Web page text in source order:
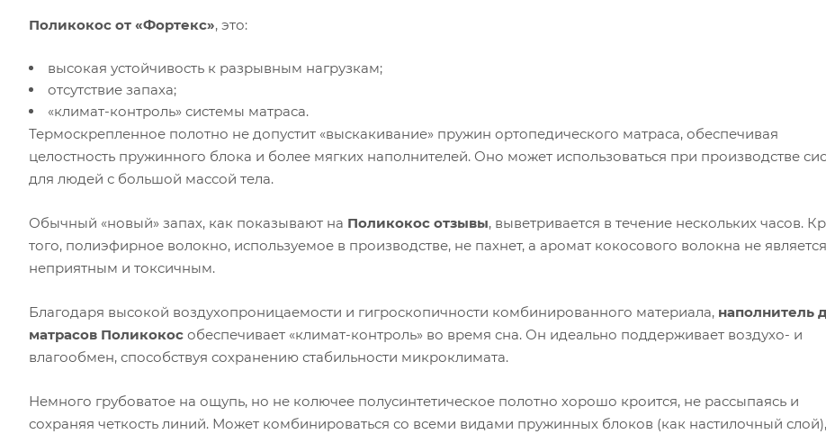
Поликокос от «Фортекс», это:
высокая устойчивость к разрывным нагрузкам;
отсутствие запаха;
«климат-контроль» системы матраса.
Термоскрепленное полотно не допустит «выскакивание» пружин ортопедического матраса, обеспечивая
целостность пружинного блока и более мягких наполнителей. Оно может использоваться при производстве
для людей с большой массой тела.
Обычный «новый» запах, как показывают на Поликокос отзывы, выветривается в течение нескольких часов.
того, полиэфирное волокно, используемое в производстве, не пахнет, а аромат кокосового волокна не является
неприятным и токсичным.
Благодаря высокой воздухопроницаемости и гигроскопичности комбинированного материала, наполнитель
матрасов Поликокос обеспечивает «климат-контроль» во время сна. Он идеально поддерживает воздухо- и
влагообмен, способствуя сохранению стабильности микроклимата.
Немного грубоватое на ощупь, но не колючее полусинтетическое полотно хорошо кроится, не рассыпаясь и
сохраняя четкость линий. Может комбинироваться со всеми видами пружинных блоков (как настилочный